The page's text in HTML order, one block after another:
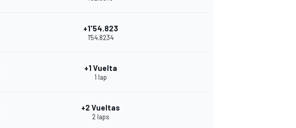
+1'54.823
1'54.8234
+1 Vuelta
1 lap
+2 Vueltas
2 laps